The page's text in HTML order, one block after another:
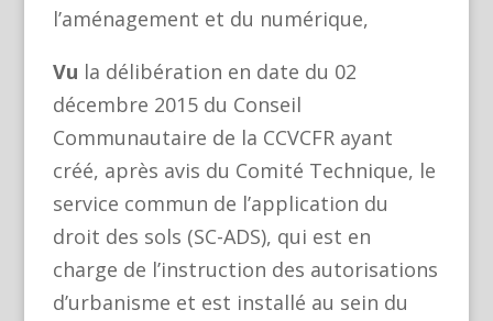
l’aménagement et du numérique,
Vu la délibération en date du 02
décembre 2015 du Conseil
Communautaire de la CCVCFR ayant
créé, après avis du Comité Technique, le
service commun de l’application du
droit des sols (SC-ADS), qui est en
charge de l’instruction des autorisations
d’urbanisme et est installé au sein du